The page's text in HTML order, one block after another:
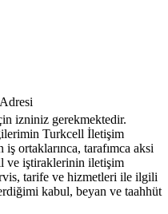
izniniz gerekmektedir.
Turkcell İletişim
ortaklarınca, tarafımca aksi
ve iştiraklerinin iletişim
tarife ve hizmetleri ile ilgili
kabul, beyan ve taahhüt